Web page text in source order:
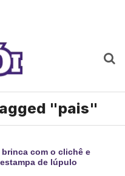
"pais"
com o clichê e
de lúpulo